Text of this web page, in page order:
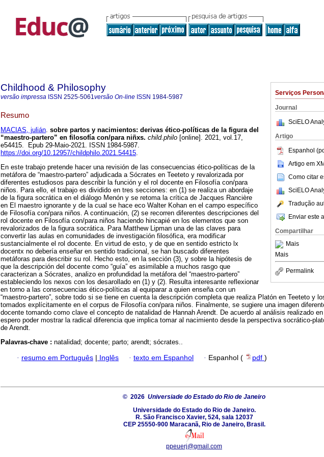
Serviços
Journal
SciELO
Artigo
Espanhol
Artigo em
Como citar
SciELO
Tradução
Enviar este
Compartilhar
Mais
Mais
Permalink
Childhood & Philosophy
versão impressa ISSN 2525-5061versão On-line ISSN 1984-5987
Resumo
MACIAS, julián. sobre partos y nacimientos: derivas ético-políticas de la figura del
“maestro-partero” en filosofía con/para niñxs. child.philo [online]. 2021, vol.17,
e54415. Epub 29-Maio-2021. ISSN 1984-5987.
https://doi.org/10.12957/childphilo.2021.54415.
En este trabajo pretende hacer una revisión de las consecuencias ético-políticas de la
metáfora de “maestro-partero” adjudicada a Sócrates en Teeteto y revalorizada por
diferentes estudiosos para describir la función y el rol docente en Filosofía con/para
niños. Para ello, el trabajo es dividido en tres secciones: en (1) se realiza un abordaje
de la figura socrática en el diálogo Menón y se retoma la crítica de Jacques Rancière
en El maestro ignorante y de la cual se hace eco Walter Kohan en el campo específico
de Filosofía con/para niños. A continuación, (2) se recorren diferentes descripciones del
rol docente en Filosofía con/para niños haciendo hincapié en los elementos que son
revalorizados de la figura socrática. Para Matthew Lipman una de las claves para
convertir las aulas en comunidades de investigación filosófica, era modificar
sustancialmente el rol docente. En virtud de esto, y de que en sentido estricto lx
docentx no debería enseñar en sentido tradicional, se han buscado diferentes
metáforas para describir su rol. Hecho esto, en la sección (3), y sobre la hipótesis de
que la descripción del docente como “guía” es asimilable a muchos rasgo que
caracterizan a Sócrates, analizo en profundidad la metáfora del “maestro-partero”
estableciendo los nexos con los desarollado en (1) y (2). Resulta interesante reflexionar
en torno a las consecuencias ético-políticas al equiparar a quien enseña con un
“maestro-partero”, sobre todo si se tiene en cuenta la descripción completa que realiza Platón en Teeteto y
tomados explícitamente en el corpus de Filosofía con/para niños. Finalmente, se sugiere una imagen
docente tomando como clave el concepto de natalidad de Hannah Arendt. De acuerdo al análisis realizado
espero poder mostrar la radical diferencia que implica tomar al nacimiento desde la perspectiva socrático-
de Arendt.
Palavras-chave : natalidad; docente; parto; arendt; sócrates..
· resumo em Português | Inglês · texto em Espanhol · Espanhol ( pdf )
© 2026 Universiade do Estado do Rio de Janeiro
Universidade do Estado do Rio de Janeiro.
R. São Francisco Xavier, 524, sala 12037
CEP 25550-900 Maracanã, Rio de Janeiro, Brasil.
ppeuerj@gmail.com